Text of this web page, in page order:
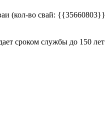
сроком службы до 150 лет